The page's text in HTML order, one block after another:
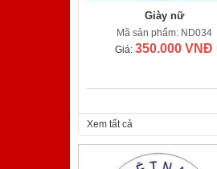
Giày nữ
Mã sản phẩm: ND034
Giá: 350.000 VNĐ
Xem tất cả